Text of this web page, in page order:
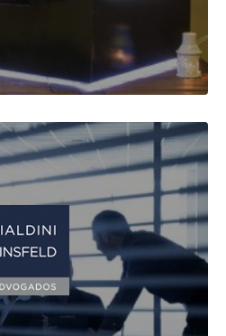
ADVOGADOS
Development
Responsivo
MAIS